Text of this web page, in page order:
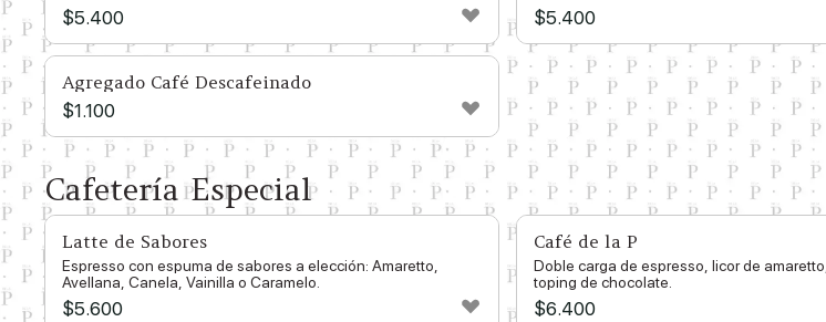
$5.400 $5.400
Agregado Café Descafeinado
$1.100
Cafetería Especial
Latte de Sabores
Espresso con espuma de sabores a elección: Amaretto,
Avellana, Canela, Vainilla o Caramelo.
$5.600
Café de la P
Doble carga de espresso, licor de
toping de chocolate.
$6.400